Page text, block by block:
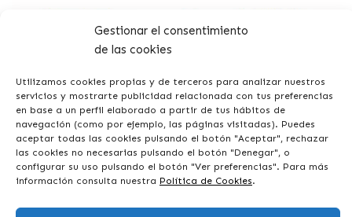
Gestionar el consentimiento
de las cookies
Utilizamos cookies propias y de terceros para analizar nuestros
servicios y mostrarte publicidad relacionada con tus preferencias
en base a un perfil elaborado a partir de tus hábitos de
navegación (como por ejemplo, las páginas visitadas). Puedes
aceptar todas las cookies pulsando el botón "Aceptar", rechazar
las cookies no necesarias pulsando el botón "Denegar", o
configurar su uso pulsando el botón "Ver preferencias". Para más
información consulta nuestra Política de Cookies.
PROGRAMA KIT DIGITAL COFINANCIADO POR LOS
RECUPERACIÓN Y RESILIENCIA
© 2026 DANARK - Todos los derechos reservados.
Diseñado con♥por:Ducktoy